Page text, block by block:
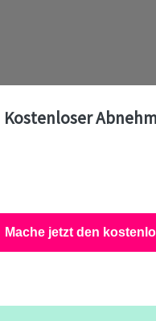
Kostenloser
Mache jetzt den